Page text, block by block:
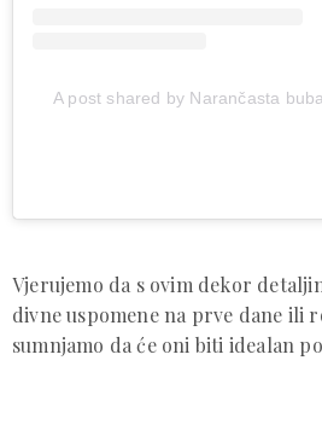
A post shared by Narančasta
Vjerujemo da s ovim dekor
divne uspomene na prve dane ili
sumnjamo da će oni biti idealan